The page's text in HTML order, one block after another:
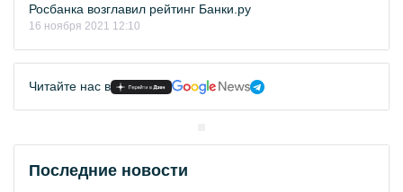
Росбанка возглавил рейтинг Банки.ру
16 ноября 2021 12:10
Читайте нас в
Последние новости